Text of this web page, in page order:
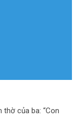
của ba: “Con